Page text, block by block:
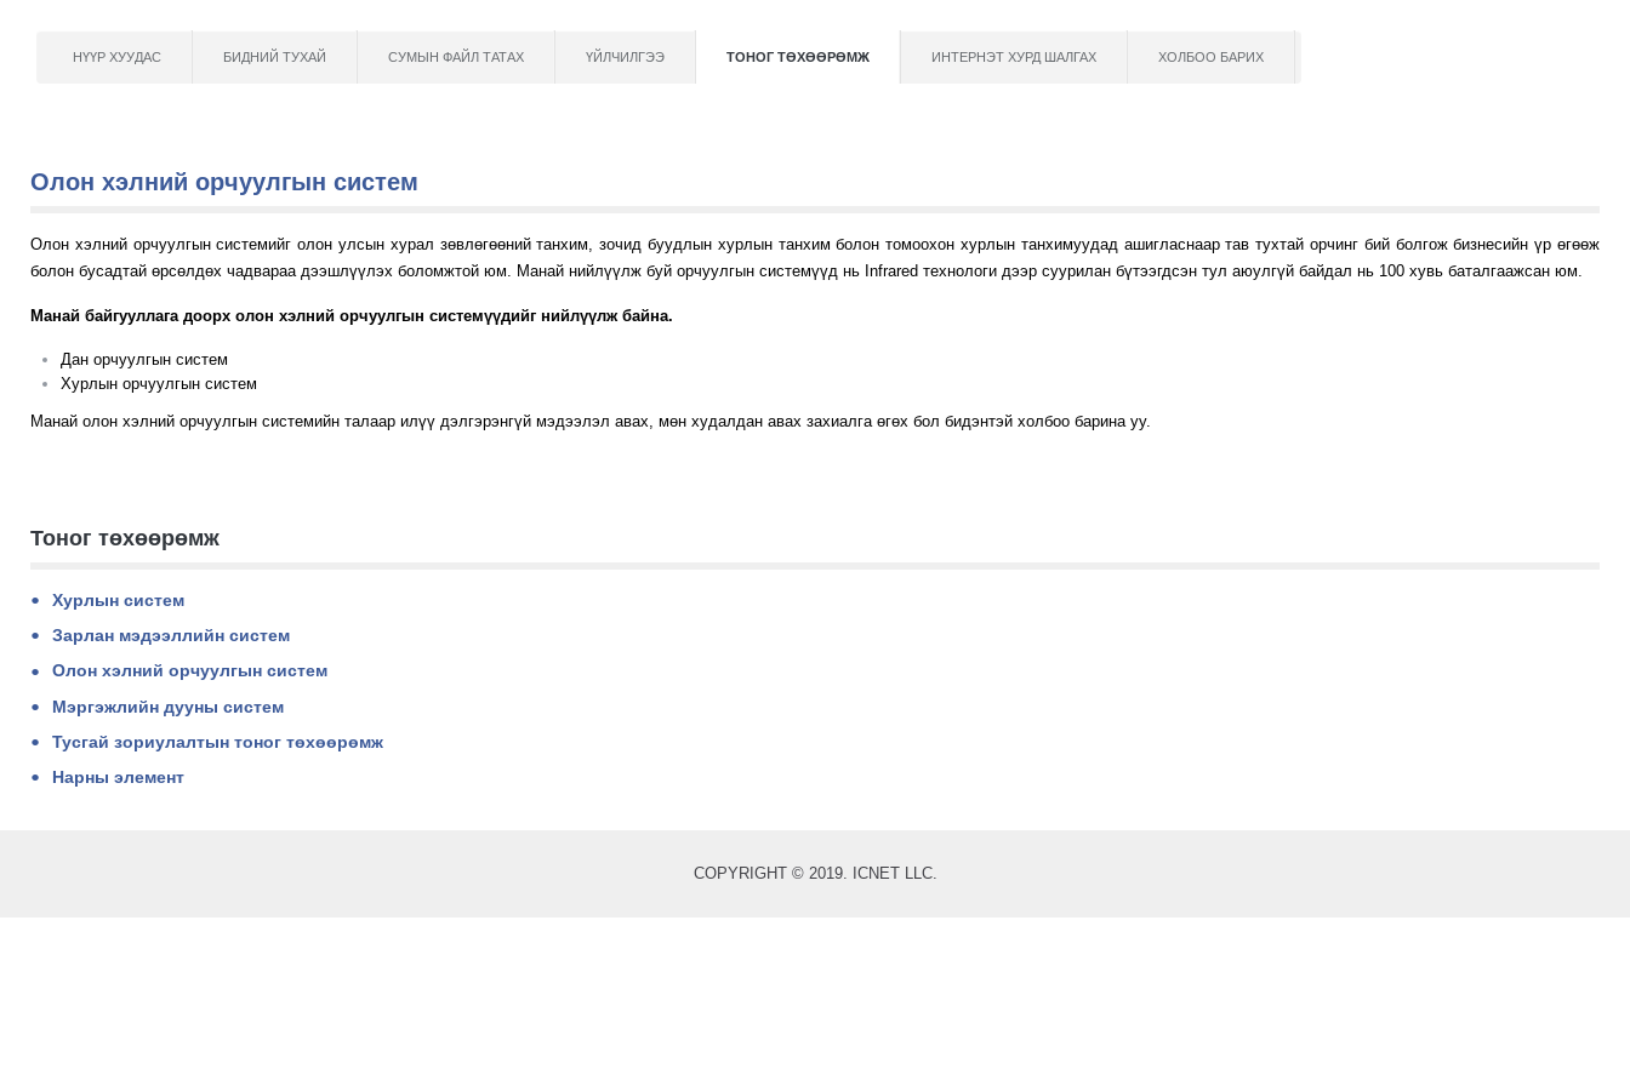
НҮҮР ХУУДАС БИДНИЙ ТУХАЙ СУМЫН ФАЙЛ ТАТАХ ҮЙЛЧИЛГЭЭ ТОНОГ ТӨХӨӨРӨМЖ ИНТЕРНЭТ ХУРД ШАЛГАХ ХОЛБОО БАРИХ
Олон хэлний орчуулгын систем
Олон хэлний орчуулгын системийг олон улсын хурал зөвлөгөөний танхим, зочид буудлын хурлын танхим болон томоохон хурлын танхимуудад ашигласнаар тав тухтай орчинг бий болгож бизнесийн үр өгөөж
болон бусадтай өрсөлдөх чадвараа дээшлүүлэх боломжтой юм. Манай нийлүүлж буй орчуулгын системүүд нь Infrared технологи дээр суурилан бүтээгдсэн тул аюулгүй байдал нь 100 хувь баталгаажсан юм.
Манай байгууллага доорх олон хэлний орчуулгын системүүдийг нийлүүлж байна.
Дан орчуулгын систем
Хурлын орчуулгын систем
Манай олон хэлний орчуулгын системийн талаар илүү дэлгэрэнгүй мэдээлэл авах, мөн худалдан авах захиалга өгөх бол бидэнтэй холбоо барина уу.
Тоног төхөөрөмж
Хурлын систем
Зарлан мэдээллийн систем
Олон хэлний орчуулгын систем
Мэргэжлийн дууны систем
Тусгай зориулалтын тоног төхөөрөмж
Нарны элемент
COPYRIGHT © 2019. ICNET LLC.